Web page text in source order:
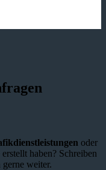
oder
erstellt haben? Schreiben
weiter.